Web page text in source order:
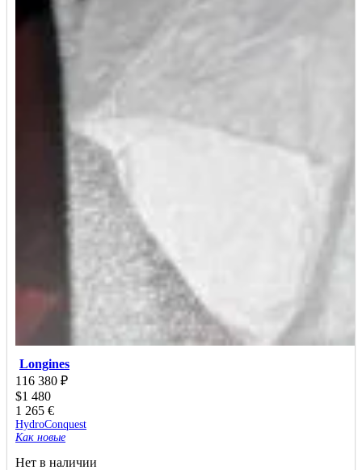
Longines
116 380 ₽
$1 480
1 265 €
HydroConquest
Как новые
Нет в наличии